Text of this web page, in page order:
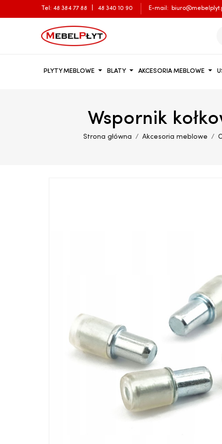
Tel: 48 384 77 88 48 340 10 90 E-mail:
PŁYTY MEBLOWE BLATY AKCESORIA MEBLOWE
Wspornik
Strona główna Akcesoria meblowe